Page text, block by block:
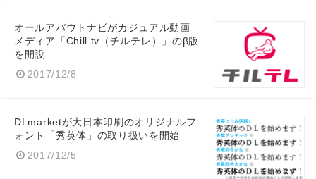
オールアバウトナビがカジュアル動画
メディア「Chill tv（チルテレ）」のβ版
を開設
2017/12/8
DLmarketが大日本印刷のオリジナルフ
ォント「秀英体」の取り扱いを開始
2017/12/5